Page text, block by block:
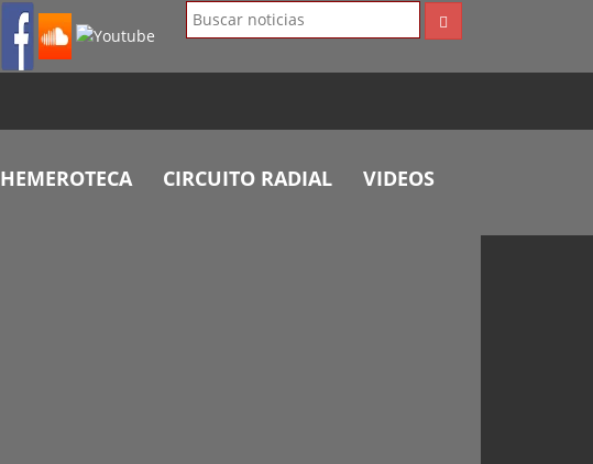
HEMEROTECA CIRCUITO RADIAL VIDEOS